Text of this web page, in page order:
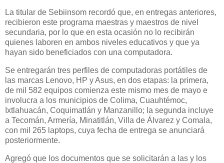
La titular de Sebiinsom recordó que, en entregas anteriores,
recibieron este programa maestras y maestros de nivel
secundaria, por lo que en esta ocasión no lo recibirán
quienes laboren en ambos niveles educativos y que ya
hayan sido beneficiados con una computadora.
Se entregarán tres perfiles de computadoras portátiles de
las marcas Lenovo, HP y Asus, en dos etapas: la primera,
de mil 582 equipos comienza este mismo mes de mayo e
involucra a los municipios de Colima, Cuauhtémoc,
Ixtlahuacán, Coquimatlán y Manzanillo; la segunda incluye
a Tecomán, Armería, Minatitlán, Villa de Álvarez y Comala,
con mil 265 laptops, cuya fecha de entrega se anunciará
posteriormente.
Agregó que los documentos que se solicitarán a las y los